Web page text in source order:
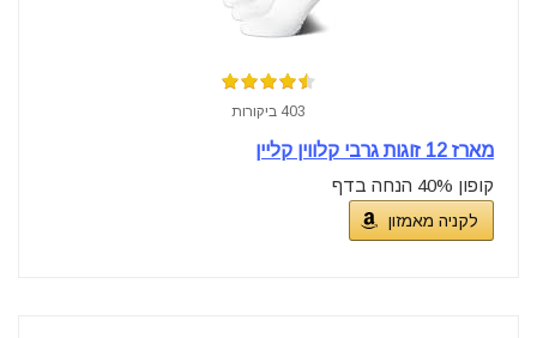
403 ביקורות
מארז 12 זוגות גרבי קלווין קליין
קופון 40% הנחה בדף
לקניה מאמזון